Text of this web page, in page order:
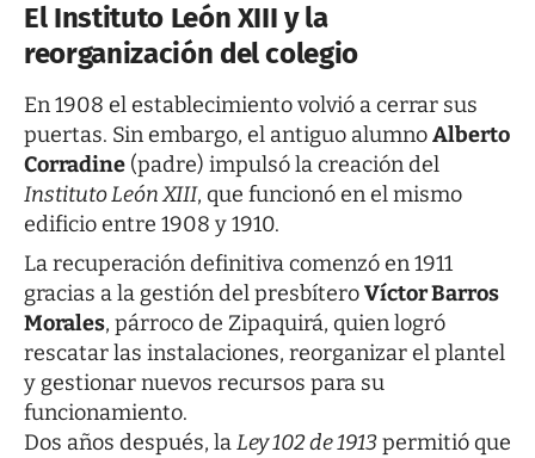
El Instituto León XIII y la
reorganización del colegio
En 1908 el establecimiento volvió a cerrar sus
puertas. Sin embargo, el antiguo alumnoAlberto
Corradine (padre) impulsó la creación del
Instituto León XIII, que funcionó en el mismo
edificio entre 1908 y 1910.
La recuperación definitiva comenzó en 1911
gracias a la gestión del presbíteroVíctor Barros
Morales, párroco de Zipaquirá, quien logró
rescatar las instalaciones, reorganizar el plantel
y gestionar nuevos recursos para su
funcionamiento.
Dos años después, laLey 102 de 1913permitió que